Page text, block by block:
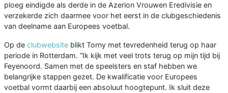
ploeg eindigde als derde in de Azerion Vrouwen Eredivisie en
verzekerde zich daarmee voor het eerst in de clubgeschiedenis
van deelname aan Europees voetbal.
Op de clubwebsite blikt Torny met tevredenheid terug op haar
periode in Rotterdam. “Ik kijk met veel trots terug op mijn tijd bij
Feyenoord. Samen met de speelsters en staf hebben we
belangrijke stappen gezet. De kwalificatie voor Europees
voetbal vormt daarbij een absoluut hoogtepunt. Ik sluit deze